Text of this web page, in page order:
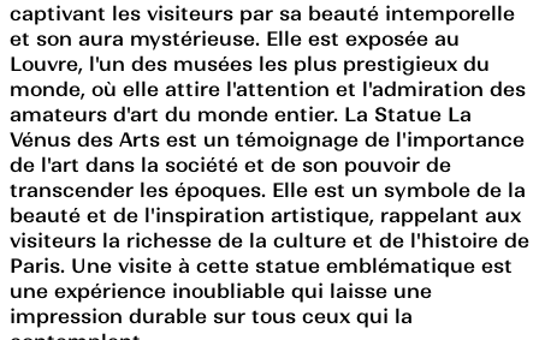
captivant les visiteurs par sa beauté intemporelle
et son aura mystérieuse. Elle est exposée au
Louvre, l'un des musées les plus prestigieux du
monde, où elle attire l'attention et l'admiration des
amateurs d'art du monde entier. La Statue La
Vénus des Arts est un témoignage de l'importance
de l'art dans la société et de son pouvoir de
transcender les époques. Elle est un symbole de la
beauté et de l'inspiration artistique, rappelant aux
visiteurs la richesse de la culture et de l'histoire de
Paris. Une visite à cette statue emblématique est
une expérience inoubliable qui laisse une
impression durable sur tous ceux qui la